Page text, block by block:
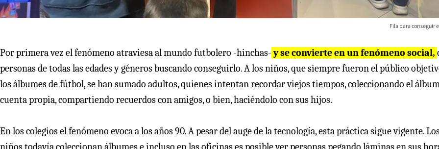
Fila para conseguir
Por primera vez el fenómeno atraviesa al mundo futbolero -hinchas-y se convierte en un fenómeno social,
personas de todas las edades y géneros buscando conseguirlo. A los niños, que siempre fueron el público
los álbumes de fútbol, se han sumado adultos, quienes intentan recordar viejos tiempos, coleccionando el
cuenta propia, compartiendo recuerdos con amigos, o bien, haciéndolo con sus hijos.
En los colegios el fenómeno evoca a los años 90. A pesar del auge de la tecnología, esta práctica sigue vigente.
niños todavía coleccionan álbumes e incluso en las oficinas es posible ver personas pegando láminas en sus